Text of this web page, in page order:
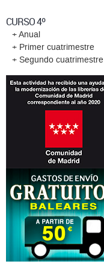
CURSO 4º
+ Anual
+ Primer cuatrimestre
+ Segundo cuatrimestre